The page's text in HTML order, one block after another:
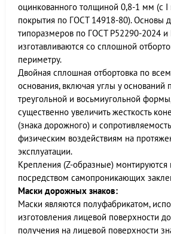
оцинкованного толщиной 0,8-1 мм (с
покрытия по ГОСТ 14918-80). Основы
типоразмеров по ГОСТ Р52290-2024
изготавливаются со сплошной
периметру.
Двойная сплошная отбортовка по
основания, включая углы у оснований
треугольной и восьмиугольной
существенно увеличить жесткость
(знака дорожного) и
физическим воздействиям на
эксплуатации.
Крепления (Z-образные) монтируются
посредством самопроникающих
Маски дорожных знаков:
Маски являются полуфабрикатом,
изготовления лицевой поверхности
получения на лицевой поверхности